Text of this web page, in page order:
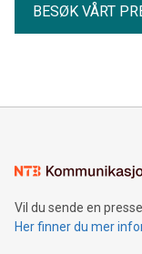
BESØK VÅRT
Vil du sende en
Her finner du mer